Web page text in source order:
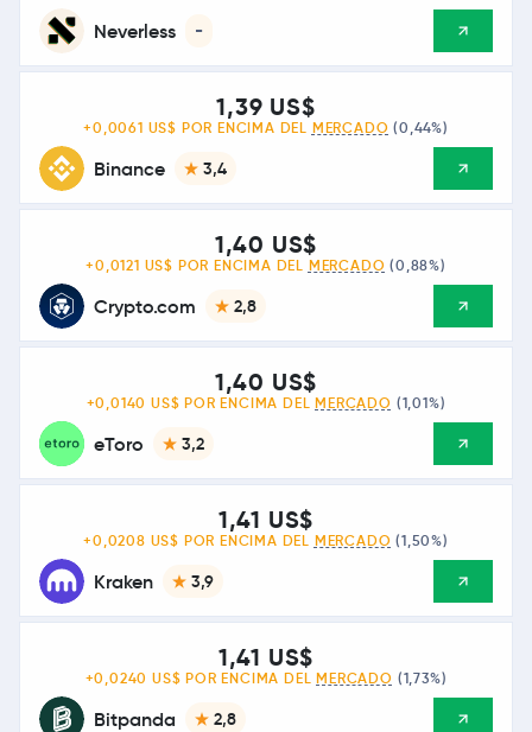
Neverless -
Binance 3,4
1,39 US$
+0,0061 US$ POR ENCIMA DEL MERCADO (0,44%)
Crypto.com 2,8
1,40 US$
+0,0121 US$ POR ENCIMA DEL MERCADO (0,88%)
eToro 3,2
1,40 US$
+0,0140 US$ POR ENCIMA DEL MERCADO (1,01%)
Kraken 3,9
1,41 US$
+0,0208 US$ POR ENCIMA DEL MERCADO (1,50%)
Bitpanda 2,8
1,41 US$
+0,0240 US$ POR ENCIMA DEL MERCADO (1,73%)